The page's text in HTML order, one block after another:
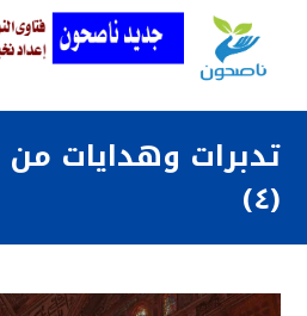
تدبرات وهدايات
(٤)